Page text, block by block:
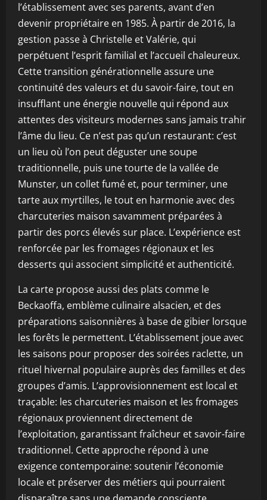
l’établissement avec ses parents, avant d’en
devenir propriétaire en 1985. À partir de 2016, la
gestion passe à Christelle et Valérie, qui
perpétuent l’esprit familial et l’accueil chaleureux.
Cette transition générationnelle assure une
continuité des valeurs et du savoir-faire, tout en
insufflant une énergie nouvelle qui répond aux
attentes des visiteurs modernes sans jamais trahir
l’âme du lieu. Ce n’est pas qu’un restaurant: c’est
un lieu où l’on peut déguster une soupe
traditionnelle, puis une tourte de la vallée de
Munster, un collet fumé et, pour terminer, une
tarte aux myrtilles, le tout en harmonie avec des
charcuteries maison savamment préparées à
partir des porcs élevés sur place. L’expérience est
renforcée par les fromages régionaux et les
desserts qui associent simplicité et authenticité.
La carte propose aussi des plats comme le
Beckaoffa, emblème culinaire alsacien, et des
préparations saisonnières à base de gibier lorsque
les forêts le permettent. L’établissement joue avec
les saisons pour proposer des soirées raclette, un
rituel hivernal populaire auprès des familles et des
groupes d’amis. L’approvisionnement est local et
traçable: les charcuteries maison et les fromages
régionaux proviennent directement de
l’exploitation, garantissant fraîcheur et savoir-faire
traditionnel. Cette approche répond à une
exigence contemporaine: soutenir l’économie
locale et préserver des métiers qui pourraient